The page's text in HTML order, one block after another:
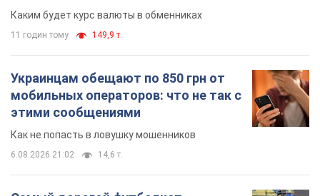
6.08.2026 21:02 14,6 т.
Самый дорогой футболист
"Динамо" забил "Карабаху" уже на
10-й минуте матча. Видео
Поединок проходит в Польше
6.08.2026 20:48 6,3 т.